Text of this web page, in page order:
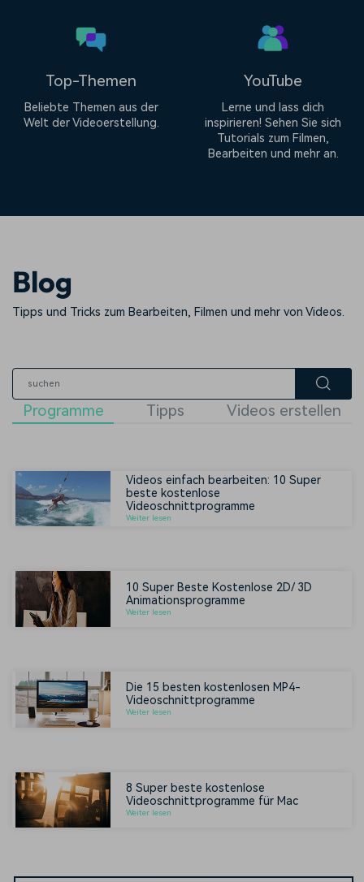
Top-Themen
Beliebte Themen aus der
Welt der Videoerstellung.
YouTube
Lerne und lass dich
inspirieren! Sehen Sie sich
Tutorials zum Filmen,
Bearbeiten und mehr an.
Blog
Tipps und Tricks zum Bearbeiten, Filmen und mehr von Videos.
Programme Tipps Videos erstellen
Videos einfach bearbeiten: 10 Super
beste kostenlose
Videoschnittprogramme
Weiter lesen
10 Super Beste Kostenlose 2D/ 3D
Animationsprogramme
Weiter lesen
Die 15 besten kostenlosen MP4-
Videoschnittprogramme
Weiter lesen
8 Super beste kostenlose
Videoschnittprogramme für Mac
Weiter lesen